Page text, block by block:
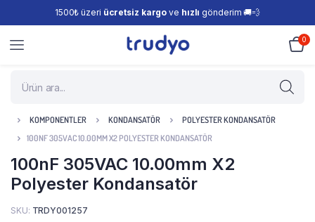
1500₺ üzeri ücretsiz kargo ve hızlı gönderim 🚚💨
0
KOMPONENTLER KONDANSATÖR
POLYESTER KONDANSATÖR
100NF 305VAC 10.00MM X2 POLYESTER KONDANSATÖR
100nF 305VAC 10.00mm X2
Polyester Kondansatör
SKU: TRDY001257